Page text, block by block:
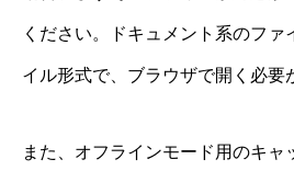
ください。ドキュメント系のファ
イル形式で、ブラウザで開く必要
また、オフラインモード用のキャ